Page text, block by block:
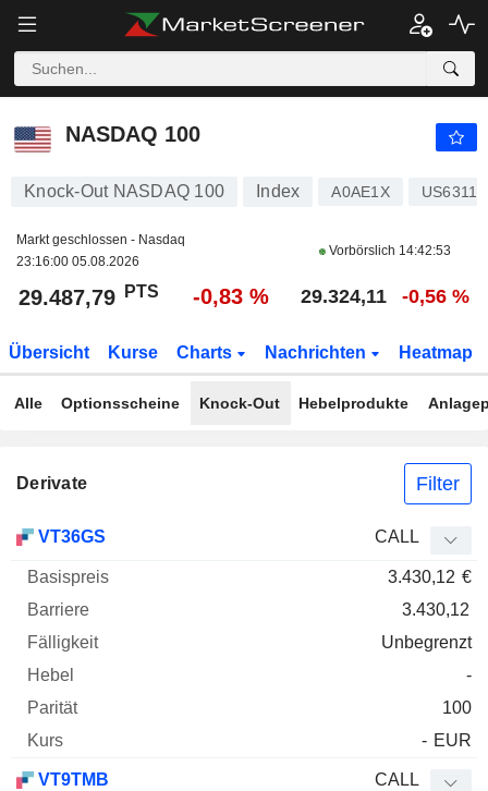
NASDAQ 100
NASDAQ 100
Knock-Out NASDAQ 100 Index A0AE1X
Markt geschlossen - Nasdaq
23:16:00 05.08.2026
Vorbörslich 14:42:53
29.487,79 PTS -0,83 % 29.324,11 -0,56 %
Übersicht Kurse Charts Nachrichten Heatmap
Alle Optionsscheine Knock-Out Hebelprodukte
Derivate Filter
Elastizität
VT36GS CALL
3.430,12 €
3.430,12
Unbegrenzt
-
100
- EUR
VT9TMB CALL